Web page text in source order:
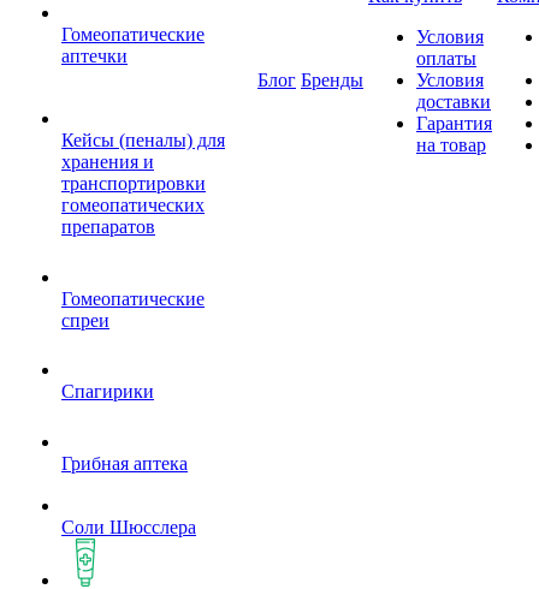
Гомеопатические
аптечки
Кейсы (пеналы) для
хранения и
транспортировки
гомеопатических
препаратов
Гомеопатические
спреи
Спагирики
Грибная аптека
Соли Шюсслера
Блог Бренды
Условия
оплаты
Условия
доставки
Гарантия
на товар